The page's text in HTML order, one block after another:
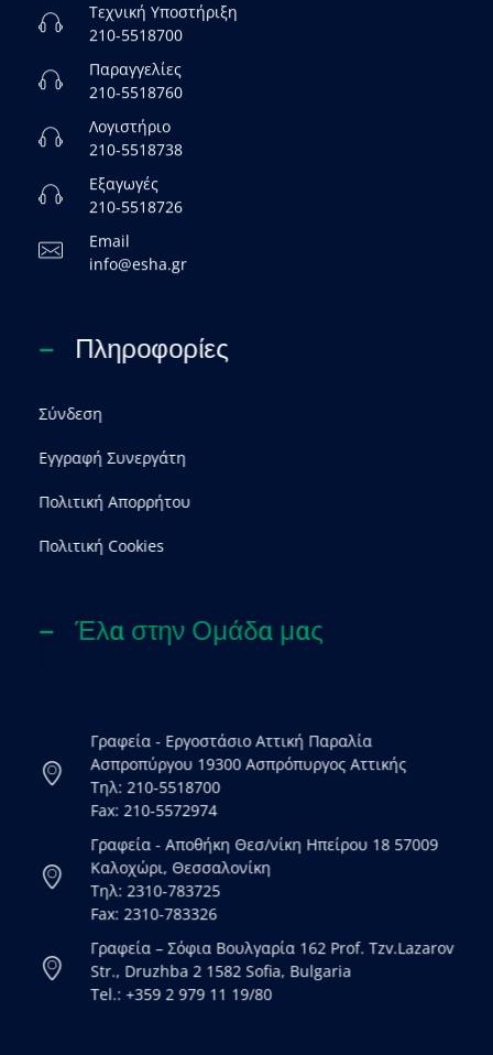
Τεχνική Υποστήριξη
210-5518700
Παραγγελίες
210-5518760
Λογιστήριο
210-5518738
Εξαγωγές
210-5518726
Email
info@esha.gr
Πληροφορίες
Σύνδεση
Εγγραφή Συνεργάτη
Πολιτική Απορρήτου
Πολιτική Cookies
Έλα στην Ομάδα μας
Γραφεία - Εργοστάσιο Αττική Παραλία
Ασπροπύργου 19300 Ασπρόπυργος Αττικής
Τηλ: 210-5518700
Fax: 210-5572974
Γραφεία - Αποθήκη Θεσ/νίκη Ηπείρου 18 57009
Καλοχώρι, Θεσσαλονίκη
Τηλ: 2310-783725
Fax: 2310-783326
Γραφεία – Σόφια Βουλγαρία 162 Prof. Tzv.Lazarov
Str., Druzhba 2 1582 Sofia, Bulgaria
Tel.: +359 2 979 11 19/80